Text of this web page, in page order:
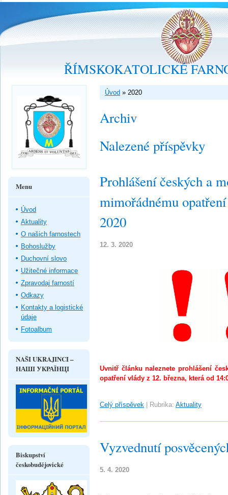
ŘÍMSKOKATOLICKÉ
Úvod » 2020
Archiv
Nalezené příspěvky
Prohlášení českých a
mimořádnému
2020
12. 3. 2020
Uvnitř článku naleznete prohlášení
opatření vlády z 12. března, která od
Celý příspěvek Rubrika: Aktuality
Vyzvednutí
5. 4. 2020
Menu
Úvod
Aktuality
O našich farnostech
Bohoslužby
Duchovní slovo
Užitečné informace
Zpravodaj farností
Odkazy
Kontakty a logistické
údaje
Fotoalbum
NAŠI UKRAJINCI –
НАШІ УКРАЇНЦІ
Biskupství
českobudějovické